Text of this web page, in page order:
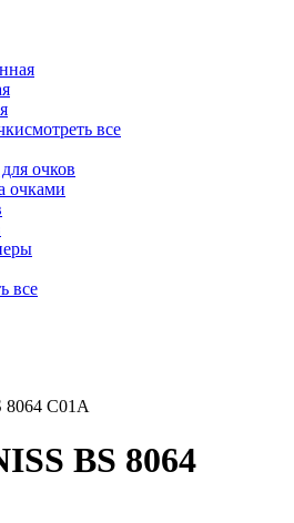
смотреть все
очков
очками
все
8064 C01А
BS 8064